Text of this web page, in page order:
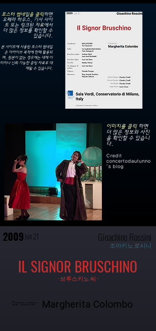
포스터 썸네일을 클릭하면
오페라 하우스, 기사 사이
트 또는 링크된 자료에서
더 많은 정보를 확인할 수
있습니다.
본 사이트에 사용된 포스터 썸네일
은 아카이브 목적에 한해 활용되
며, 원본이 없는 경우에는 대체 이
미지나 신뢰 가능한 증빙 자료로 대
체될 수 있습니다.
이미지를 클릭 하면
더 많은 정보와 사진
을 확인할 수 있습니
다.
Credit
concertodautunno
’s blog
2009Jun 21 Gioachino Rossini
조아키노 로시니
IL SIGNOR BRUSCHINO
- 브루스키노 씨 -
Conductor Margherita Colombo